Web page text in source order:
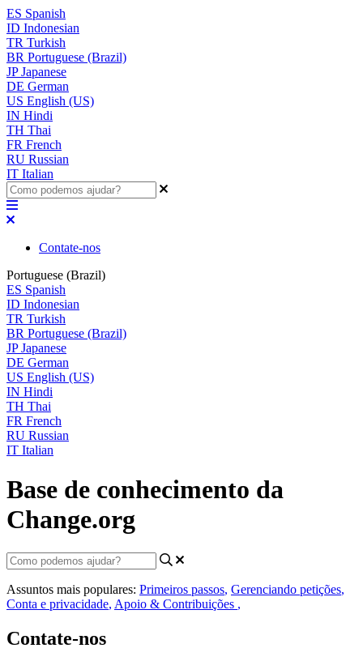
ES Spanish
ID Indonesian
TR Turkish
BR Portuguese (Brazil)
JP Japanese
DE German
US English (US)
IN Hindi
TH Thai
FR French
RU Russian
IT Italian
Contate-nos
Portuguese (Brazil)
ES Spanish
ID Indonesian
TR Turkish
BR Portuguese (Brazil)
JP Japanese
DE German
US English (US)
IN Hindi
TH Thai
FR French
RU Russian
IT Italian
Base de conhecimento da
Change.org
Assuntos mais populares: Primeiros passos, Gerenciando petições,
Conta e privacidade, Apoio & Contribuições ,
Contate-nos